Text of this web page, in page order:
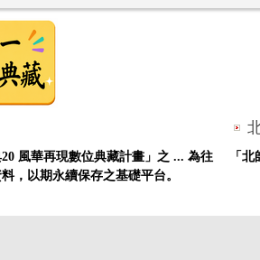
風華再現數位典藏計畫」之 ... 為往
，以期永續保存之基礎平台。
「